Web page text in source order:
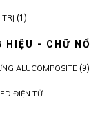
TRỊ (1)
HIỆU - CHỮ NỔI
ALUCOMPOSITE (9)
ĐIỆN TỬ